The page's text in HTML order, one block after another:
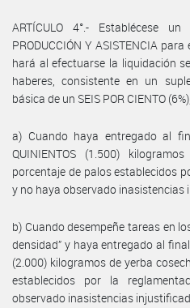
ARTÍCULO 4°.- Establécese
PRODUCCIÓN Y ASISTENCIA
hará al efectuarse la liquidación
haberes, consistente en un
básica de un SEIS POR CIENTO
a) Cuando haya entregado al
QUINIENTOS (1.500)
porcentaje de palos establecidos
y no haya observado inasistencias
b) Cuando desempeñe tareas en
densidad” y haya entregado al
(2.000) kilogramos de yerba
establecidos por la
observado inasistencias